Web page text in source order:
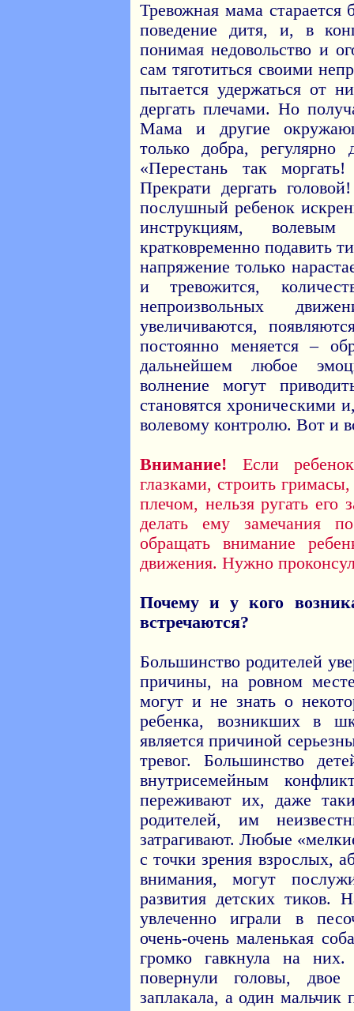
Тревожная мама старается
поведение дитя, и, в
понимая недовольство и
сам тяготиться своими
пытается удержаться от
дергать плечами. Но
Мама и другие
только добра,
«Перестань так
Прекрати дергать
послушный ребенок
инструкциям,
кратковременно подавить
напряжение только
и тревожится,
непроизвольных
увеличиваются,
постоянно меняется –
дальнейшем любое
волнение могут
становятся хроническими
волевому контролю. Вот и
Внимание! Если
глазками, строить
плечом, нельзя ругать его
делать ему замечания
обращать внимание
движения. Нужно
Почему и у кого
встречаются?
Большинство родителей
причины, на ровном
могут и не знать о
ребенка, возникших в
является причиной
тревог. Большинство
внутрисемейным
переживают их, даже
родителей, им
затрагивают. Любые
с точки зрения взрослых,
внимания, могут
развития детских тиков.
увлеченно играли в
очень-очень маленькая
громко гавкнула на
повернули головы, двое
заплакала, а один мальчик